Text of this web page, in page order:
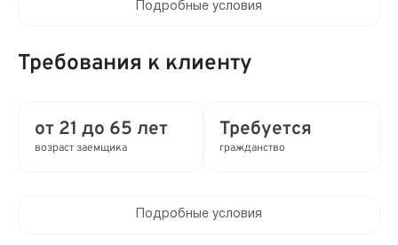
от 0 до 0.8%
Подробные условия
Требования к клиенту
от 21 до 65 лет
возраст заемщика
Требуется
гражданство
Подробные условия